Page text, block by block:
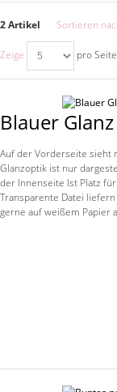
2 Artikel Sortieren
Zeige pro Seite
Blauer
Auf der Vorderseite sieht
Glanzoptik ist nur
der Innenseite Ist Platz
Transparente Datei
gerne auf weißem Papier